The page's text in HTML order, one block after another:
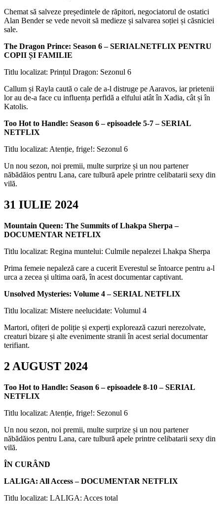
Chemat să salveze președintele de răpitori, negociatorul de ostatici
Alan Bender se vede nevoit să medieze și salvarea soției și căsniciei
sale.
The Dragon Prince: Season 6 – SERIALNETFLIX PENTRU
COPII ȘI FAMILIE
Titlu localizat: Prințul Dragon: Sezonul 6
Callum și Rayla caută o cale de a-l distruge pe Aaravos, iar prietenii
lor au de-a face cu influența perfidă a elfului atât în Xadia, cât și în
Katolis.
Too Hot to Handle: Season 6 – episoadele 5-7 – SERIAL
NETFLIX
Titlu localizat: Atenție, frige!: Sezonul 6
Un nou sezon, noi premii, multe surprize și un nou partener
năbădăios pentru Lana, care tulbură apele printre celibatarii sexy din
vilă.
31 IULIE 2024
Mountain Queen: The Summits of Lhakpa Sherpa –
DOCUMENTAR NETFLIX
Titlu localizat: Regina muntelui: Culmile nepalezei Lhakpa Sherpa
Prima femeie nepaleză care a cucerit Everestul se întoarce pentru a-l
urca a zecea și ultima oară, în acest documentar captivant.
Unsolved Mysteries: Volume 4 – SERIAL NETFLIX
Titlu localizat: Mistere neelucidate: Volumul 4
Martori, ofițeri de poliție și experți explorează cazuri nerezolvate,
creaturi bizare și alte evenimente stranii în acest serial documentar
terifiant.
2 AUGUST 2024
Too Hot to Handle: Season 6 – episoadele 8-10 – SERIAL
NETFLIX
Titlu localizat: Atenție, frige!: Sezonul 6
Un nou sezon, noi premii, multe surprize și un nou partener
năbădăios pentru Lana, care tulbură apele printre celibatarii sexy din
vilă.
ÎN CURÂND
LALIGA: All Access – DOCUMENTAR NETFLIX
Titlu localizat: LALIGA: Acces total